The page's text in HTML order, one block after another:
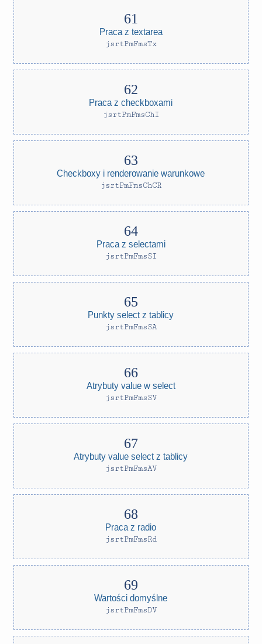
Praca z textarea
jsrtPmFmsTx
Praca z checkboxami
jsrtPmFmsChI
Checkboxy i renderowanie warunkowe
jsrtPmFmsChCR
Praca z selectami
jsrtPmFmsSI
Punkty select z tablicy
jsrtPmFmsSA
Atrybuty value w select
jsrtPmFmsSV
Atrybuty value select z tablicy
jsrtPmFmsAV
Praca z radio
jsrtPmFmsRd
Wartości domyślne
jsrtPmFmsDV